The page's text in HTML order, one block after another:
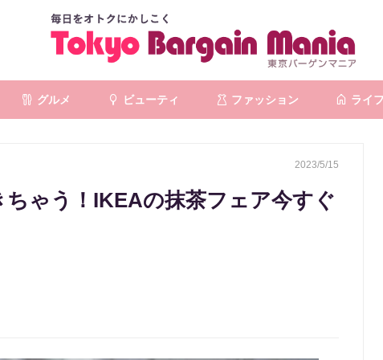
グルメ ビューティ ファッション ライフ
2023/5/15
ゃう！IKEAの抹茶フェア今すぐ